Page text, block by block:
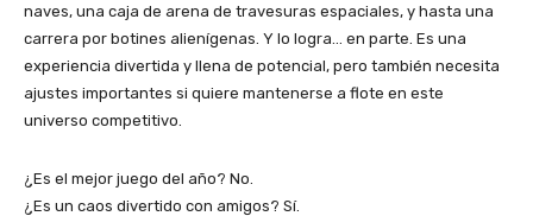
naves, una caja de arena de travesuras espaciales, y hasta una
carrera por botines alienígenas. Y lo logra… en parte. Es una
experiencia divertida y llena de potencial, pero también necesita
ajustes importantes si quiere mantenerse a flote en este
universo competitivo.
¿Es el mejor juego del año? No.
¿Es un caos divertido con amigos? Sí.